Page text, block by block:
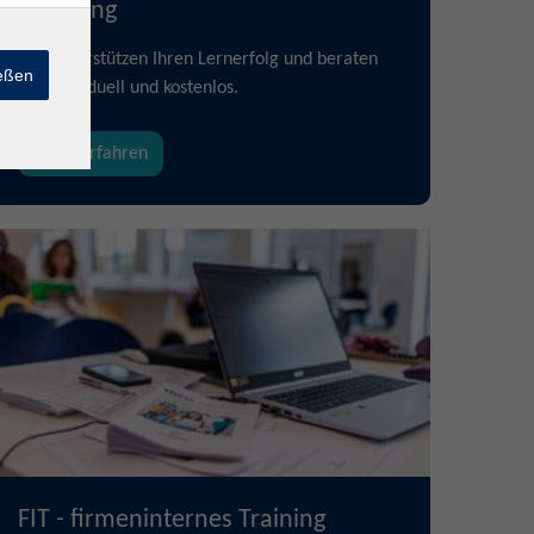
Beratung
Wir unterstützen Ihren Lernerfolg und beraten
Sie individuell und kostenlos.
mehr erfahren
FIT - firmeninternes Training